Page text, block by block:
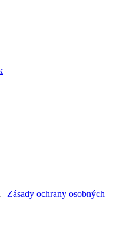
| Zásady ochrany osobných